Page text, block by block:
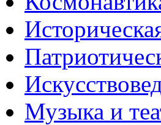
Музыка и